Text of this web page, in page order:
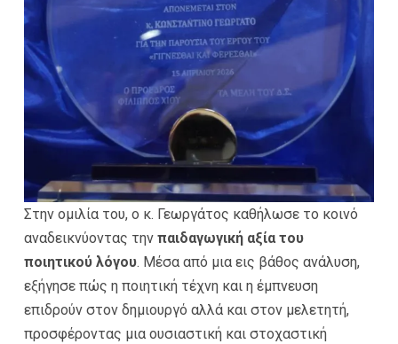
Στην ομιλία του, ο κ. Γεωργάτος καθήλωσε το κοινό
αναδεικνύοντας την παιδαγωγική αξία του
ποιητικού λόγου. Μέσα από μια εις βάθος ανάλυση,
εξήγησε πώς η ποιητική τέχνη και η έμπνευση
επιδρούν στον δημιουργό αλλά και στον μελετητή,
προσφέροντας μια ουσιαστική και στοχαστική